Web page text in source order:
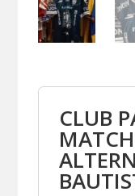
CLUB